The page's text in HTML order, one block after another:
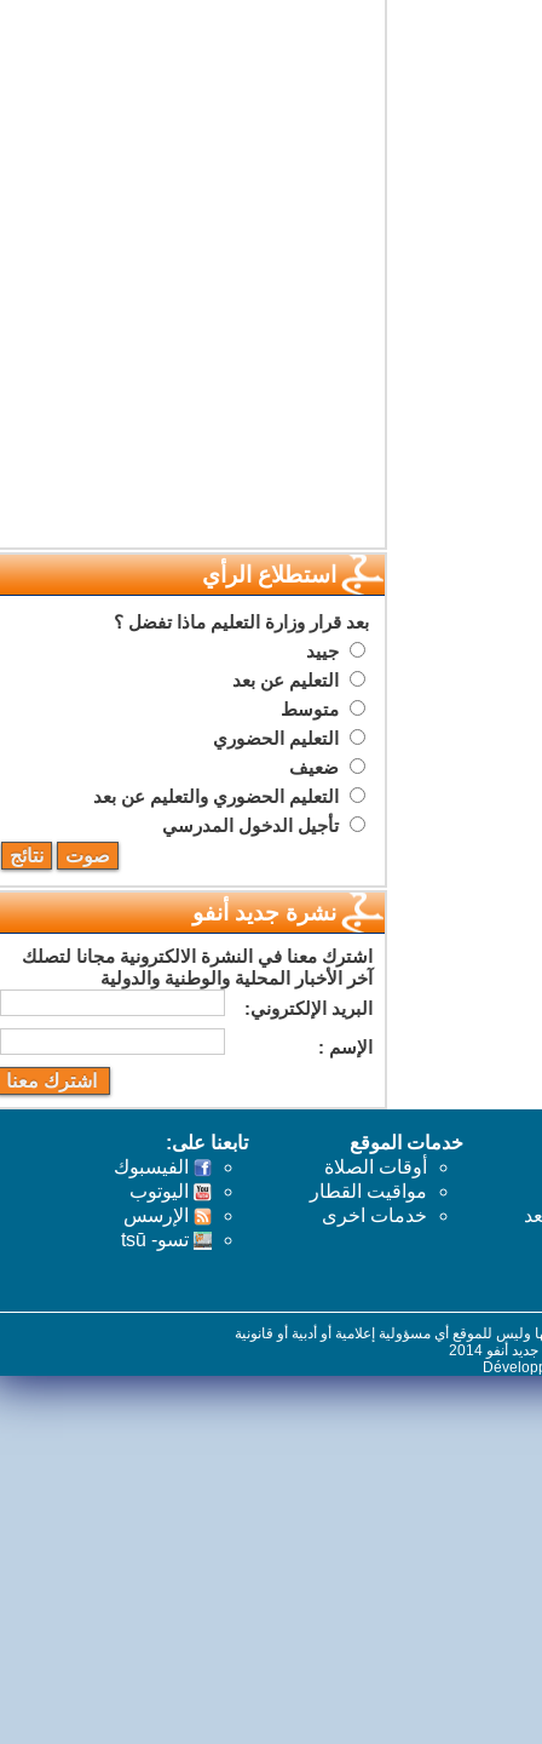
استطلاع الرأي
بعد قرار وزارة التعليم ماذا تفضل ؟
جييد
التعليم عن بعد
متوسط
التعليم الحضوري
ضعيف
التعليم الحضوري والتعليم عن بعد
تأجيل الدخول المدرسي
نشرة جديد أنفو
اشترك معنا في النشرة الالكترونية مجانا لتصلك
آخر الأخبار المحلية والوطنية والدولية
البريد اﻹلكتروني:
اﻹسم :
خدمات الموقع
أوقات الصلاة
مواقيت القطار
خدمات اخرى
تابعنا على:
الفيسبوك
اليوتوب
اﻹرسس
تسو- tsū
للموقع أي مسؤولية إعلامية أو أدبية أو قانونية
2014